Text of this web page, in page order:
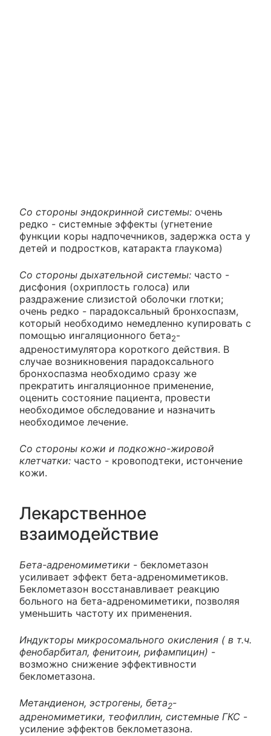
Со стороны эндокринной системы: очень
редко - системные эффекты (угнетение
функции коры надпочечников, задержка оста у
детей и подростков, катаракта глаукома)
Со стороны дыхательной системы: часто -
дисфония (охриплость голоса) или
раздражение слизистой оболочки глотки;
очень редко - парадоксальный бронхоспазм,
который необходимо немедленно купировать с
помощью ингаляционного бета2-
адреностимулятора короткого действия. В
случае возникновения парадоксального
бронхоспазма необходимо сразу же
прекратить ингаляционное применение,
оценить состояние пациента, провести
необходимое обследование и назначить
необходимое лечение.
Со стороны кожи и подкожно-жировой
клетчатки: часто - кровоподтеки, истончение
кожи.
Лекарственное
взаимодействие
Бета-адреномиметики - беклометазон
усиливает эффект бета-адреномиметиков.
Беклометазон восстанавливает реакцию
больного на бета-адреномиметики, позволяя
уменьшить частоту их применения.
Индукторы микросомального окисления ( в т.ч.
фенобарбитал, фенитоин, рифампицин) -
возможно снижение эффективности
беклометазона.
Метандиенон, эстрогены, бета2-
адреномиметики, теофиллин, системные ГКС -
усиление эффектов беклометазона.